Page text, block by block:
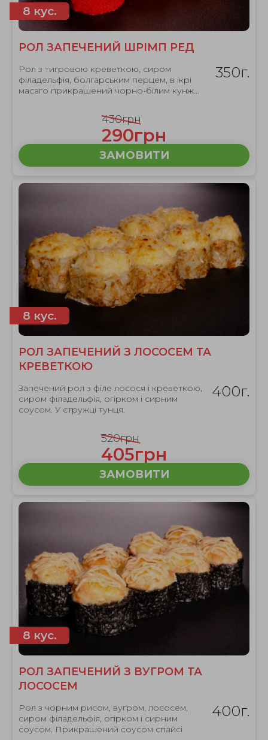
8 кус.
РОЛ ЗАПЕЧЕНИЙ ШРІМП РЕД
Рол з тигровою креветкою, сиром
філадельфія, болгарським перцем, в ікрі
масаго прикрашений чорно-білим кунж...
350г.
430грн
290грн
ЗАМОВИТИ
8 кус.
РОЛ ЗАПЕЧЕНИЙ З ЛОСОСЕМ ТА
КРЕВЕТКОЮ
Запечений рол з філе лосося і креветкою,
сиром філадельфія, огірком і сирним
соусом. У стружці тунця.
400г.
520грн
405грн
ЗАМОВИТИ
8 кус.
РОЛ ЗАПЕЧЕНИЙ З ВУГРОМ ТА
ЛОСОСЕМ
Рол з чорним рисом, вугром, лососем,
сиром філадельфія, огірком і сирним
соусом. Прикрашений соусом спайсі
400г.